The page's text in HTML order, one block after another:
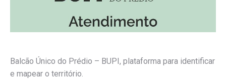
Balcão Único do Prédio – BUPI, plataforma para identificar
e mapear o território.